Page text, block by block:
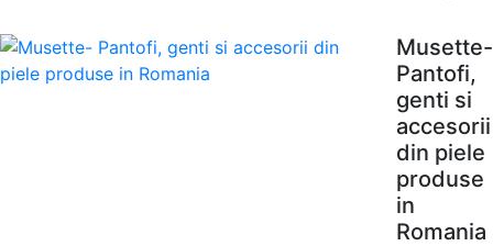
Musette-
Pantofi,
genti si
accesorii
din piele
produse
in
Romania